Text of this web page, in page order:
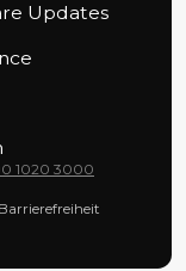
Updates
1020 3000
Barrierefreiheit